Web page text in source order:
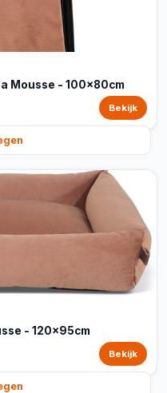
Mousse - 100x80cm
Bekijk
- 120x95cm
Bekijk